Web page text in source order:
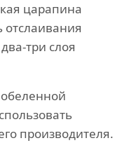
царапина
три слоя
производителя.